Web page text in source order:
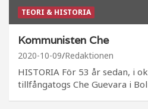
TEORI & HISTORIA
Kommunisten Che
2020-10-09 Redaktionen
HISTORIA För 53 år sedan, i
tillfångatogs Che Guevara i